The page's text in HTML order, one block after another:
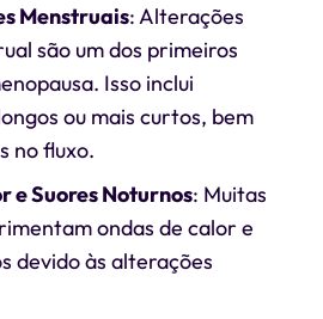
Menstruais: Alterações
são um dos primeiros
Isso inclui
ou mais curtos, bem
no fluxo.
e Suores Noturnos: Muitas
ondas de calor e
devido às alterações